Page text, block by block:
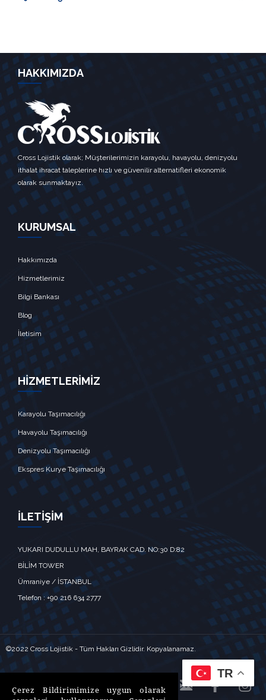
HAKKIMIZDA
Cross Lojistik olarak; Müşterilerimizin karayolu, havayolu, denizyolu
ithalat ihracat taleplerine hızlı ve güvenilir alternatifleri ekonomik
olarak sunmaktayız.
KURUMSAL
Hakkımızda
Hizmetlerimiz
Bilgi Bankası
Blog
İletisim
HİZMETLERİMİZ
Karayolu Taşımacılığı
Havayolu Taşımacılığı
Denizyolu Taşımacılığı
Ekspres Kurye Taşımacılığı
İLETİŞİM
YUKARI DUDULLU MAH, BAYRAK CAD. NO:30 D:82
BİLİM TOWER
Ümraniye / İSTANBUL‎‎
Telefon : +90 216 634 2777
©2022 Cross Lojistik - Tüm Hakları Gizlidir. Kopyalanamaz.
  
TR
Çerez Bildirimimize uygun olarak